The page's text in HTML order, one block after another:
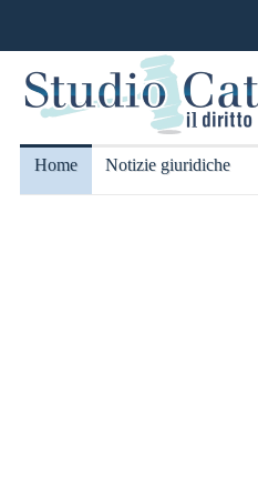
Home Notizie giuridiche